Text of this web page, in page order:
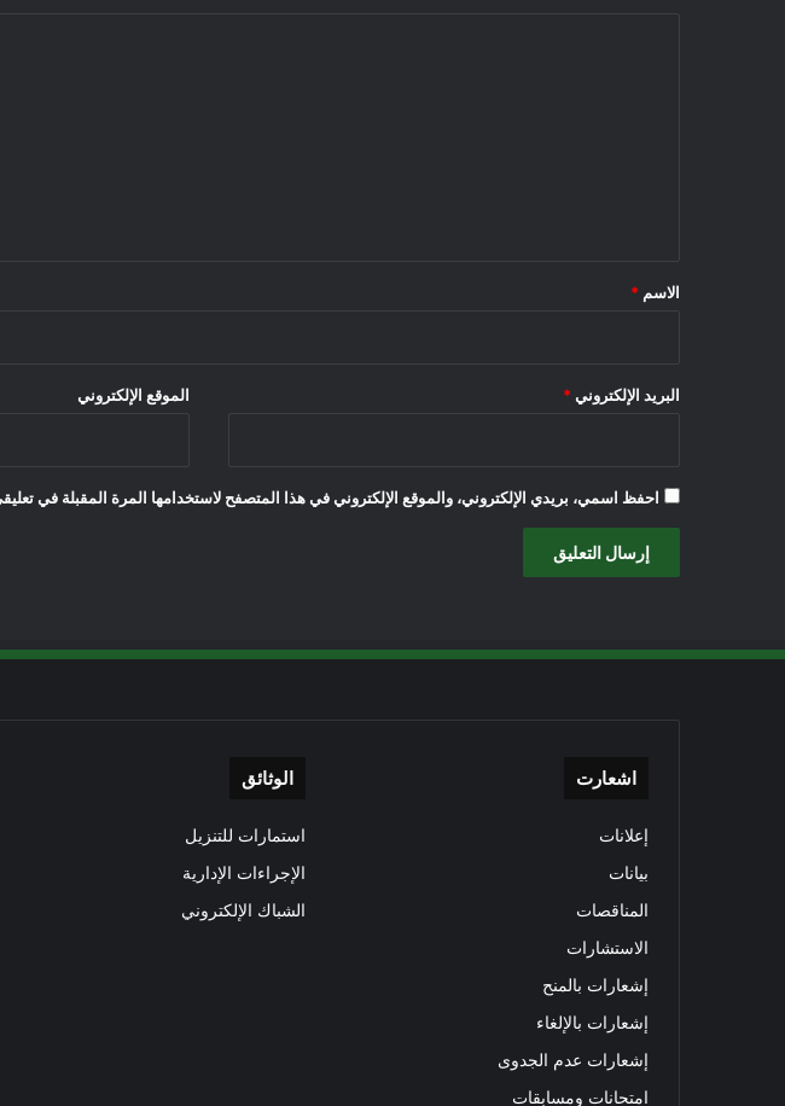
*
الاسم *
البريد الإلكتروني * الموقع الإلكتروني
احفظ اسمي، بريدي الإلكتروني، والموقع الإلكتروني في هذا المتصفح لاستخدامها المرة المقبلة في
اشعارت
إعلانات
بيانات
المناقصات
الاستشارات
إشعارات بالمنح
إشعارات بالإلغاء
إشعارات عدم الجدوى
امتحانات ومسابقات
الوثائق
استمارات للتنزيل
الإجراءات الإدارية
الشباك الإلكتروني